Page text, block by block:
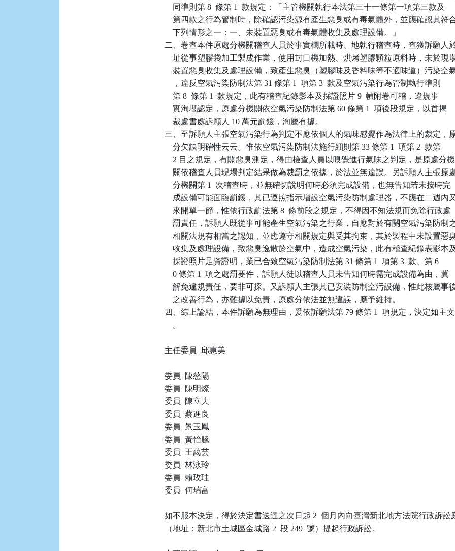
    同準則第 8  條第 1  款規定：「主管機關執行本法第三十一條第一項第三款及
第四款之行為管制時，除確認污染源有產生惡臭或有毒氣體外，並應確認其符
    下列情形之一：一、未裝置惡臭或有毒氣體收集及處理設備。」
二、卷查本件原處分機關稽查人員於事實欄所載時、地執行稽查時，查獲訴願人
址從事塑膠袋加工製成作業，使用封口機加熱、烘烤塑膠顆粒原料時，未於現
裝置惡臭收集及處理設備，致產生惡臭（塑膠味及香料味等不適味道）污染空
    ，違反空氣污染防制法第 31 條第 1  項第 3  款及空氣污染行為管制執行準則
    第 8  條第 1  款規定，此有稽查紀錄影本及採證照片 9  幀附卷可稽，違規事
    實洵堪認定，原處分機關依空氣污染防制法第 60 條第 1  項後段規定，以首揭
    裁處書處訴願人 10 萬元罰鍰，洵屬有據。
三、至訴願人主張空氣污染行為判定不應依個人的氣味感覺作為法律上的裁定，
    分欠缺明確性云云。惟依空氣污染防制法施行細則第 33 條第 1  項第 2  款第
    2 目之規定，有關惡臭測定，得由檢查人員以嗅覺進行氣味之判定，是原處分機
關依稽查人員現場判定結果做為裁罰之依據，於法並無違誤。另訴願人主張原
    分機關第 1  次稽查時，並無確切說明何時必須完成設備，也無告知若未按時完
成設備可能面臨罰鍰，其已遵照指示增設空氣污染防制處理器，不應在二週內
    來開單一節，惟依行政罰法第 8  條前段之規定，不得因不知法規而免除行政處
罰責任，訴願人既從事可能產生空氣污染之行業，自應對於有關空氣污染防制
相關法規有相當之認知，並應遵守相關規定與受其拘束，其於製程中未設置惡
收集及處理設備，致惡臭逸散於空氣中，造成空氣污染，此有稽查紀錄表影本
    採證照片足資證明，業已合致空氣污染防制法第 31 條第 1  項第 3  款、第 6
    0 條第 1  項之處罰要件，訴願人徒以稽查人員未告知何時需完成設備為由，冀
解免違規責任，要非可採。又訴願人主張其已安裝防制空污設備，惟此核屬事
    之改善行為，亦難據以免責，原處分依法並無違誤，應予維持。
四、綜上論結，本件訴願為無理由，爰依訴願法第 79 條第 1  項規定，決定如主文
    。
主任委員  邱惠美
委員  陳慈陽
委員  陳明燦
委員  陳立夫
委員  蔡進良
委員  景玉鳳
委員  黃怡騰
委員  王藹芸
委員  林泳玲
委員  賴玫珪
委員  何瑞富
如不服本決定，得於決定書送達之次日起 2  個月內向臺灣新北地方法院行政訴訟
（地址：新北市土城區金城路 2  段 249  號）提起行政訴訟。